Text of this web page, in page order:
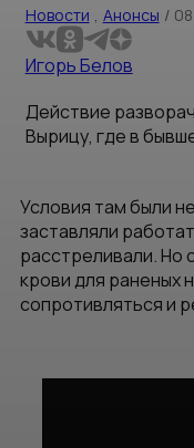
Новости , Анонсы /
Игорь Белов
Действие
Вырицу, где в
Условия там были
заставляли
расстреливали. Но
крови для раненых
сопротивляться и